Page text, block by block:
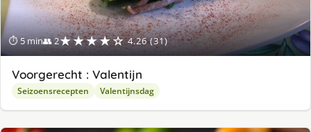
⏱ 5 min👥 2★★★★☆ 4.26 (31)
Voorgerecht : Valentijn
Seizoensrecepten Valentijnsdag